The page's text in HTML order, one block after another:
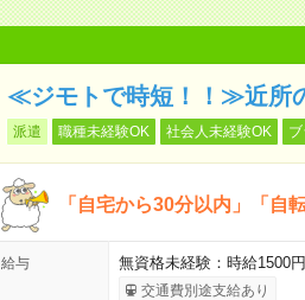
≪ジモトで時短！！≫近所
派遣 職種未経験OK 社会人未経験OK
「自宅から30分以内」「自
給与 無資格未経験：時給
交通費別途支給あり